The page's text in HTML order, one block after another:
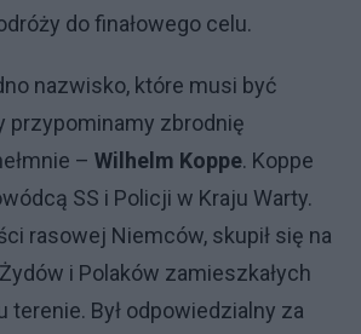
do finałowego celu.
nazwisko, które musi być
przypominamy zbrodnię
– Wilhelm Koppe. Koppe
SS i Policji w Kraju Warty.
rasowej Niemców, skupił się na
i Polaków zamieszkałych
terenie. Był odpowiedzialny za